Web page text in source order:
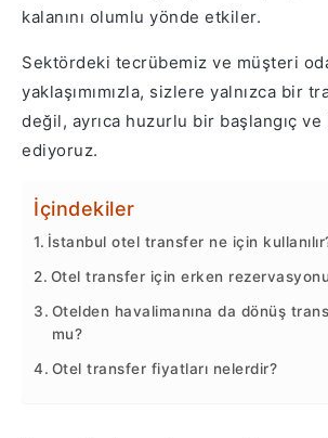
kalanını olumlu yönde etkiler.
Sektördeki tecrübemiz ve müşteri
yaklaşımımızla, sizlere yalnızca bir
değil, ayrıca huzurlu bir başlangıç
ediyoruz.
İçindekiler
İstanbul otel transfer ne için
Otel transfer için erken
Otelden havalimanına da dönüş
mu?
Otel transfer fiyatları nelerdir?